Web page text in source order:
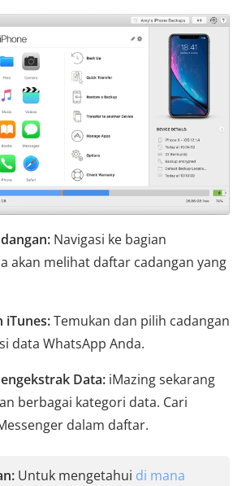
Navigasi ke bagian
akan melihat daftar cadangan yang
iTunes:Temukan dan pilih cadangan
data WhatsApp Anda.
Data: iMazing sekarang
berbagai kategori data. Cari
dalam daftar.
Untuk mengetahui di mana